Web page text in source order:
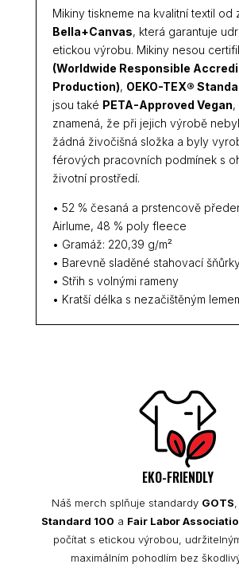
Mikiny tiskneme na kvalitní textil od
Bella+Canvas, která garantuje
etickou výrobu. Mikiny nesou
(Worldwide Responsible
Production), OEKO-TEX®
jsou také PETA-Approved Vegan,
znamená, že při jejich výrobě
žádná živočišná složka a byly
férových pracovních podmínek s
životní prostředí.
• 52 % česaná a prstencově
Airlume, 48 % poly fleece
• Gramáž: 220,39 g/m²
• Barevně sladěné stahovací
• Střih s volnými rameny
• Kratší délka s nezačištěným
EKO-FRIENDLY
Náš merch splňuje standardy GOTS
Standard 100 a Fair Labor
počítat s etickou výrobou,
maximálním pohodlím bez